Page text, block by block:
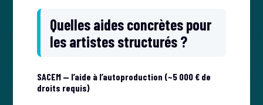
Quelles aides concrètes pour
les artistes structurés ?
SACEM — l’aide à l’autoproduction (~5 000 € de
droits requis)